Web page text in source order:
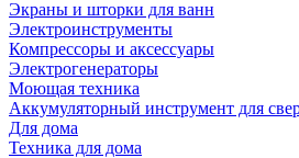
Экраны и шторки для ванн
Электроинструменты
Компрессоры и аксессуары
Электрогенераторы
Моющая техника
Аккумуляторный инструмент для
Для дома
Техника для дома